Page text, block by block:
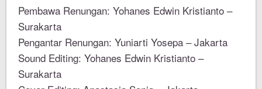
Pembawa Renungan: Yohanes Edwin Kristianto –
Surakarta
Pengantar Renungan: Yuniarti Yosepa – Jakarta
Sound Editing: Yohanes Edwin Kristianto –
Surakarta